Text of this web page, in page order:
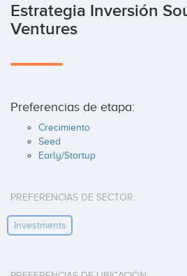
Estrategia Inversión
Ventures
Preferencias de etapa:
Crecimiento
Seed
Early/Startup
PREFERENCIAS DE SECTOR:
Investments